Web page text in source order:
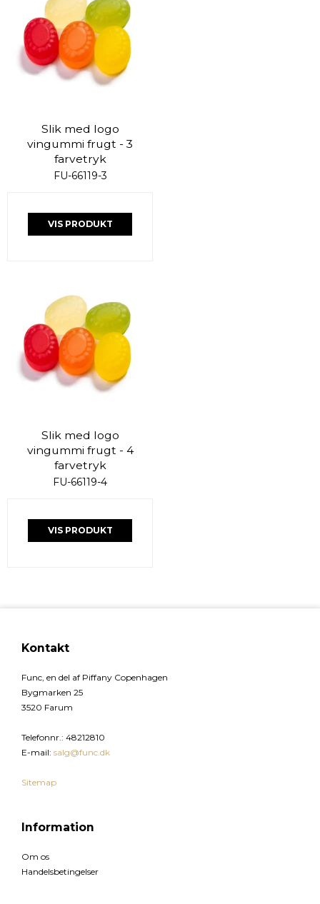
Slik med logo
vingummi frugt - 3
farvetryk
FU-66119-3
VIS PRODUKT
Slik med logo
vingummi frugt - 4
farvetryk
FU-66119-4
VIS PRODUKT
Kontakt
Func, en del af Piffany Copenhagen
Bygmarken 25
3520 Farum
Telefonnr.: 48212810
E-mail: salg@func.dk
Sitemap
Information
Om os
Handelsbetingelser